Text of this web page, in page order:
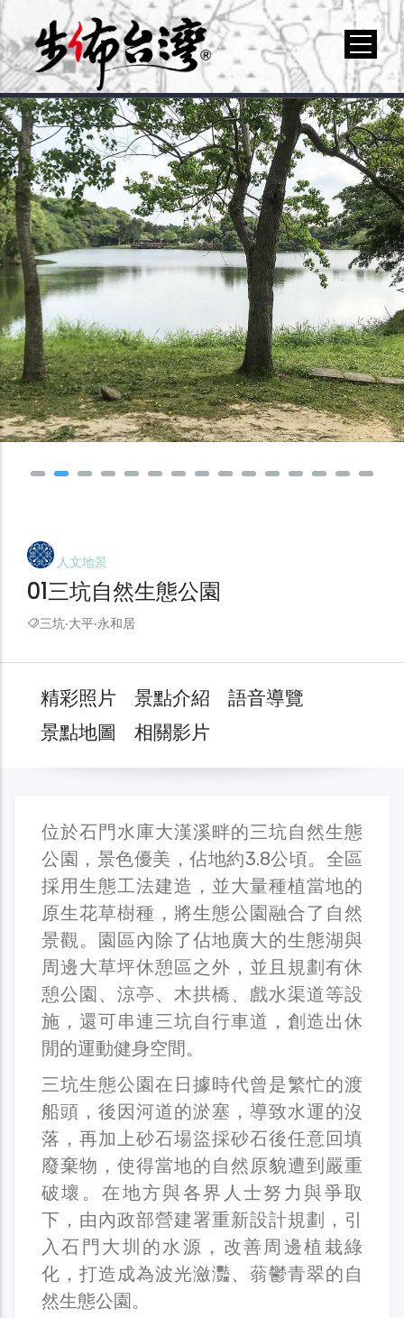
人文地景
01三坑自然生態公園
三坑‧大平‧永和居
精彩照片 景點介紹
語音導覽
景點地圖
相關影片
位於石門水庫大漢溪畔的三坑自然生態
公園，景色優美，佔地約3.8公頃。全區
採用生態工法建造，並大量種植當地的
原生花草樹種，將生態公園融合了自然
景觀。園區內除了佔地廣大的生態湖與
周邊大草坪休憩區之外，並且規劃有休
憩公園、涼亭、木拱橋、戲水渠道等設
施，還可串連三坑自行車道，創造出休
閒的運動健身空間。
三坑生態公園在日據時代曾是繁忙的渡
船頭，後因河道的淤塞，導致水運的沒
落，再加上砂石場盜採砂石後任意回填
廢棄物，使得當地的自然原貌遭到嚴重
破壞。在地方與各界人士努力與爭取
下，由內政部營建署重新設計規劃，引
入石門大圳的水源，改善周邊植栽綠
化，打造成為波光瀲灩、蓊鬱青翠的自
然生態公園。